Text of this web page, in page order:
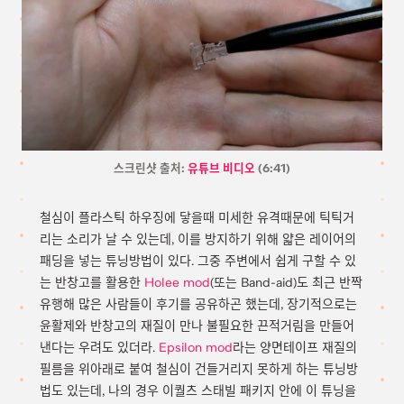
스크린샷 출처: 유튜브 비디오 (6:41)
철심이 플라스틱 하우징에 닿을때 미세한 유격때문에 틱틱거
리는 소리가 날 수 있는데, 이를 방지하기 위해 얇은 레이어의
패딩을 넣는 튜닝방법이 있다. 그중 주변에서 쉽게 구할 수 있
는 반창고를 활용한 Holee mod(또는 Band-aid)도 최근 반짝
유행해 많은 사람들이 후기를 공유하곤 했는데, 장기적으로는
윤활제와 반창고의 재질이 만나 불필요한 끈적거림을 만들어
낸다는 우려도 있더라. Epsilon mod라는 양면테이프 재질의
필름을 위아래로 붙여 철심이 건들거리지 못하게 하는 튜닝방
법도 있는데, 나의 경우 이퀄츠 스태빌 패키지 안에 이 튜닝을